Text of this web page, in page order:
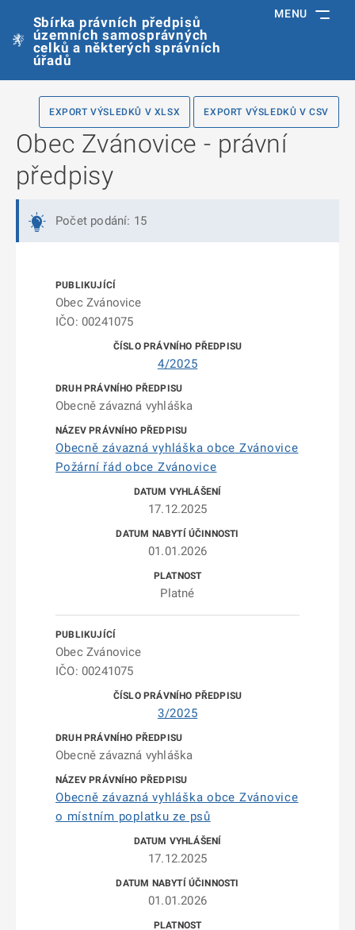
Sbírka právních předpisů
územních samosprávných
celků a některých správních
úřadů
MENU
EXPORT VÝSLEDKŮ V XLSX EXPORT VÝSLEDKŮ V CSV
Obec Zvánovice - právní
předpisy
Počet podání: 15
Obec Zvánovice
IČO: 00241075
4/2025
Obecně závazná vyhláška
Obecně závazná vyhláška obce Zvánovice
Požární řád obce Zvánovice
17.12.2025
01.01.2026
Platné
Obec Zvánovice
IČO: 00241075
3/2025
Obecně závazná vyhláška
Obecně závazná vyhláška obce Zvánovice
o místním poplatku ze psů
17.12.2025
01.01.2026